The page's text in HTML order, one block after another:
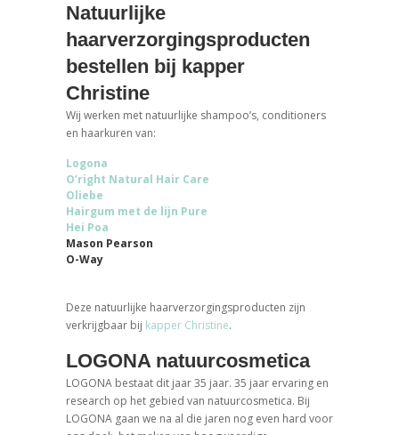
Natuurlijke
haarverzorgingsproducten
bestellen bij kapper
Christine
Wij werken met natuurlijke shampoo’s, conditioners
en haarkuren van:
Logona
O’right Natural Hair Care
Oliebe
Hairgum met de lijn Pure
Hei Poa
Mason Pearson
O-Way
Deze natuurlijke haarverzorgingsproducten zijn
verkrijgbaar bij kapper Christine.
LOGONA natuurcosmetica
LOGONA bestaat dit jaar 35 jaar. 35 jaar ervaring en
research op het gebied van natuurcosmetica. Bij
LOGONA gaan we na al die jaren nog even hard voor